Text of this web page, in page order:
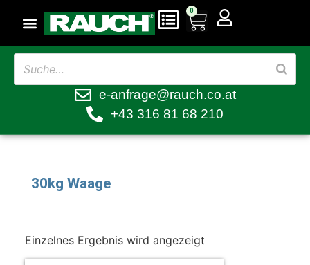
0
e-anfrage@rauch.co.at
+43 316 81 68 210
30kg Waage
Einzelnes Ergebnis wird angezeigt